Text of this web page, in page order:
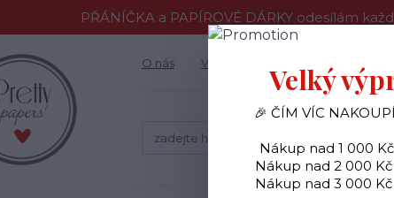
PŘÁNÍČKA a PAPÍROVÉ DÁRKY odesílám
O nás Vše o nákupuVelký
🎉 ČÍM VÍC
Nákup nad 1 000
Nákup nad 2 000
Nákup nad 3 000